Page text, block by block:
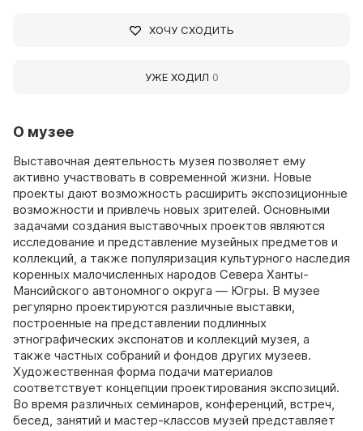
О музее
Выставочная деятельность музея позволяет ему
активно участвовать в современной жизни. Новые
проекты дают возможность расширить экспозиционные
возможности и привлечь новых зрителей. Основными
задачами создания выставочных проектов являются
исследование и представление музейных предметов и
коллекций, а также популяризация культурного наследия
коренных малочисленных народов Севера Ханты-
Мансийского автономного округа — Югры. В музее
регулярно проектируются различные выставки,
построенные на представлении подлинных
этнографических экспонатов и коллекций музея, а
также частных собраний и фондов других музеев.
Художественная форма подачи материалов
соответствует концепции проектирования экспозиций.
Во время различных семинаров, конференций, встреч,
бесед, занятий и мастер-классов музей представляет
ХОЧУ СХОДИТЬ
УЖЕ ХОДИЛ 0